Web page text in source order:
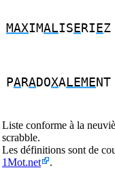
MAXIMALIS E RI EZ
PARADOXALEME NT
Liste conforme à la
scrabble.
Les définitions sont de
1Mot.net
.